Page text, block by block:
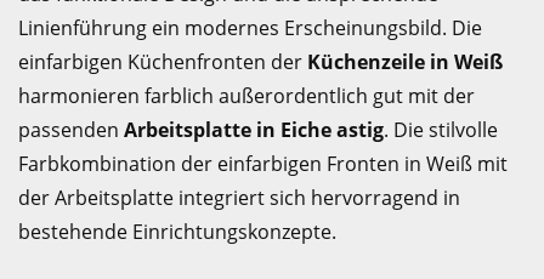
Linienführung ein modernes Erscheinungsbild. Die
einfarbigen Küchenfronten der Küchenzeile in Weiß
harmonieren farblich außerordentlich gut mit der
passenden Arbeitsplatte in Eiche astig. Die stilvolle
Farbkombination der einfarbigen Fronten in Weiß mit
der Arbeitsplatte integriert sich hervorragend in
bestehende Einrichtungskonzepte.